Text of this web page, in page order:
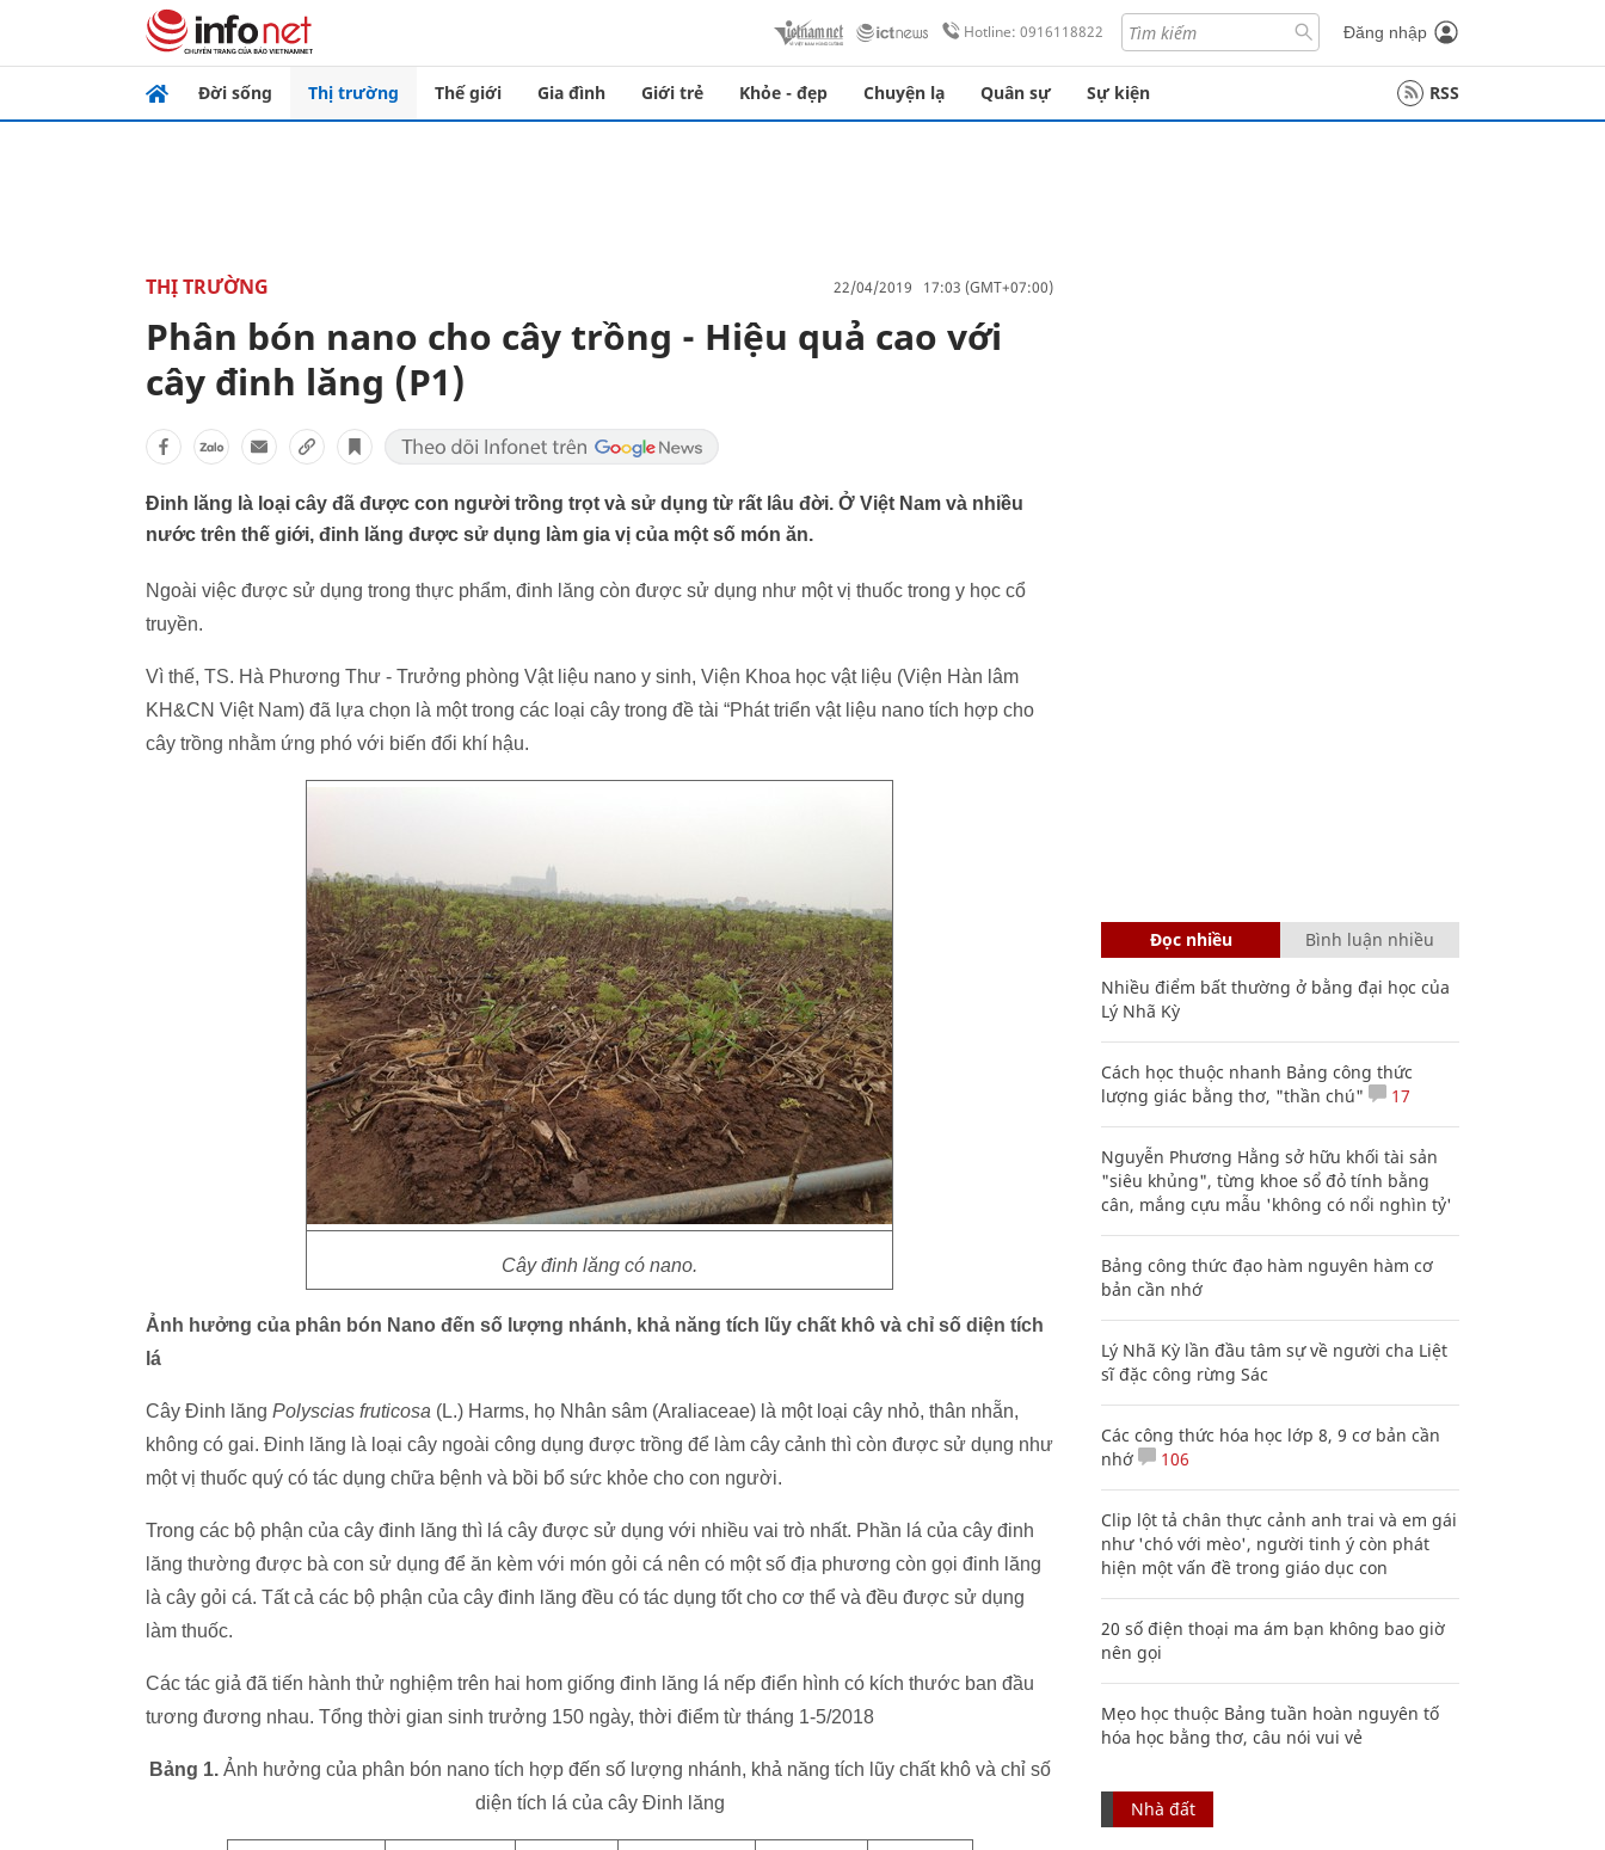
Hotline: 0916118822 Đăng nhập
Đời sống Thị trường Thế giới Gia đình Giới trẻ Khỏe - đẹp Chuyện lạ Quân sự Sự kiện RSS
THỊ TRƯỜNG 22/04/2019 17:03 (GMT+07:00)
Phân bón nano cho cây trồng - Hiệu quả cao với
cây đinh lăng (P1)
Đinh lăng là loại cây đã được con người trồng trọt và sử dụng từ rất lâu đời. Ở Việt Nam và nhiều
nước trên thế giới, đinh lăng được sử dụng làm gia vị của một số món ăn.
Ngoài việc được sử dụng trong thực phẩm, đinh lăng còn được sử dụng như một vị thuốc trong y học cổ
truyền.
Vì thế, TS. Hà Phương Thư - Trưởng phòng Vật liệu nano y sinh, Viện Khoa học vật liệu (Viện Hàn lâm
KH&CN Việt Nam) đã lựa chọn là một trong các loại cây trong đề tài “Phát triển vật liệu nano tích hợp cho
cây trồng nhằm ứng phó với biến đổi khí hậu.
Cây đinh lăng có nano.
Ảnh hưởng của phân bón Nano đến số lượng nhánh, khả năng tích lũy chất khô và chỉ số diện tích
lá
Cây Đinh lăng Polyscias fruticosa (L.) Harms, họ Nhân sâm (Araliaceae) là một loại cây nhỏ, thân nhẵn,
không có gai. Đinh lăng là loại cây ngoài công dụng được trồng để làm cây cảnh thì còn được sử dụng như
một vị thuốc quý có tác dụng chữa bệnh và bồi bổ sức khỏe cho con người.
Trong các bộ phận của cây đinh lăng thì lá cây được sử dụng với nhiều vai trò nhất. Phần lá của cây đinh
lăng thường được bà con sử dụng để ăn kèm với món gỏi cá nên có một số địa phương còn gọi đinh lăng
là cây gỏi cá. Tất cả các bộ phận của cây đinh lăng đều có tác dụng tốt cho cơ thể và đều được sử dụng
làm thuốc.
Các tác giả đã tiến hành thử nghiệm trên hai hom giống đinh lăng lá nếp điển hình có kích thước ban đầu
tương đương nhau. Tổng thời gian sinh trưởng 150 ngày, thời điểm từ tháng 1-5/2018
Bảng 1.Ảnh hưởng của phân bón nano tích hợp đến số lượng nhánh, khả năng tích lũy chất khô và chỉ số
diện tích lá của cây Đinh lăng
Đọc nhiều Bình luận nhiều
Nhiều điểm bất thường ở bằng đại học của
Lý Nhã Kỳ
Cách học thuộc nhanh Bảng công thức
lượng giác bằng thơ, "thần chú"
17
Nguyễn Phương Hằng sở hữu khối tài sản
"siêu khủng", từng khoe sổ đỏ tính bằng
cân, mắng cựu mẫu 'không có nổi nghìn tỷ'
Bảng công thức đạo hàm nguyên hàm cơ
bản cần nhớ
Lý Nhã Kỳ lần đầu tâm sự về người cha Liệt
sĩ đặc công rừng Sác
Các công thức hóa học lớp 8, 9 cơ bản cần
nhớ
106
Clip lột tả chân thực cảnh anh trai và em gái
như 'chó với mèo', người tinh ý còn phát
hiện một vấn đề trong giáo dục con
20 số điện thoại ma ám bạn không bao giờ
nên gọi
Mẹo học thuộc Bảng tuần hoàn nguyên tố
hóa học bằng thơ, câu nói vui vẻ
Nhà đất